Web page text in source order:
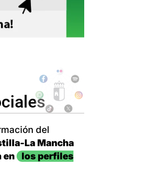
del
La Mancha
en
los perfiles